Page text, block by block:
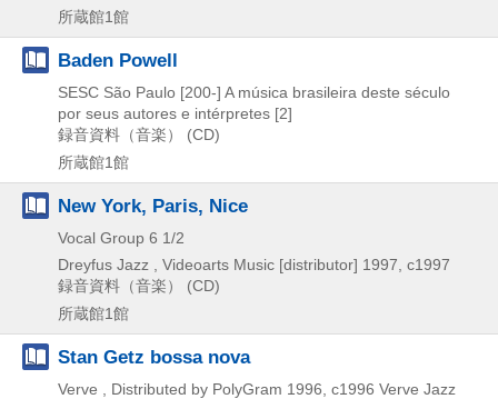
所蔵館1館
Baden Powell
SESC São Paulo [200-] A música brasileira deste século
por seus autores e intérpretes [2]
録音資料（音楽） (CD)
所蔵館1館
New York, Paris, Nice
Vocal Group 6 1/2
Dreyfus Jazz , Videoarts Music [distributor] 1997, c1997
録音資料（音楽） (CD)
所蔵館1館
Stan Getz bossa nova
Verve , Distributed by PolyGram 1996, c1996 Verve Jazz